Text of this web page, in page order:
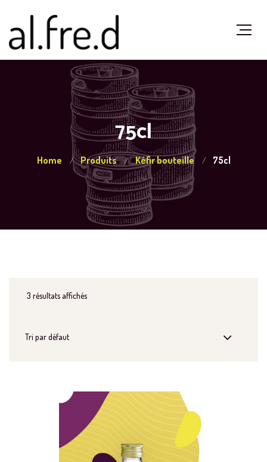
75cl
Home Produits Kéfir bouteille 75cl
3 résultats affichés